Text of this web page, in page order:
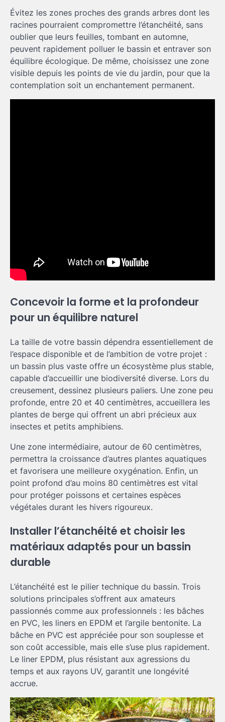
Évitez les zones proches des grands arbres dont les
racines pourraient compromettre l’étanchéité, sans
oublier que leurs feuilles, tombant en automne,
peuvent rapidement polluer le bassin et entraver son
équilibre écologique. De même, choisissez une zone
visible depuis les points de vie du jardin, pour que la
contemplation soit un enchantement permanent.
Concevoir la forme et la profondeur
pour un équilibre naturel
La taille de votre bassin dépendra essentiellement de
l’espace disponible et de l’ambition de votre projet :
un bassin plus vaste offre un écosystème plus stable,
capable d’accueillir une biodiversité diverse. Lors du
creusement, dessinez plusieurs paliers. Une zone peu
profonde, entre 20 et 40 centimètres, accueillera les
plantes de berge qui offrent un abri précieux aux
insectes et petits amphibiens.
Une zone intermédiaire, autour de 60 centimètres,
permettra la croissance d’autres plantes aquatiques
et favorisera une meilleure oxygénation. Enfin, un
point profond d’au moins 80 centimètres est vital
pour protéger poissons et certaines espèces
végétales durant les hivers rigoureux.
Installer l’étanchéité et choisir les
matériaux adaptés pour un bassin
durable
L’étanchéité est le pilier technique du bassin. Trois
solutions principales s’offrent aux amateurs
passionnés comme aux professionnels : les bâches
en PVC, les liners en EPDM et l’argile bentonite. La
bâche en PVC est appréciée pour son souplesse et
son coût accessible, mais elle s’use plus rapidement.
Le liner EPDM, plus résistant aux agressions du
temps et aux rayons UV, garantit une longévité
accrue.